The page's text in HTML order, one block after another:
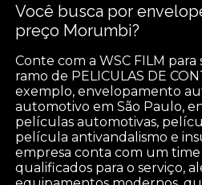
Você busca por
preço Morumbi?
Conte com a WSC FILM para
ramo de PELICULAS DE
exemplo, envelopamento
automotivo em São Paulo,
películas automotivas,
película antivandalismo e
empresa conta com um time
qualificados para o serviço,